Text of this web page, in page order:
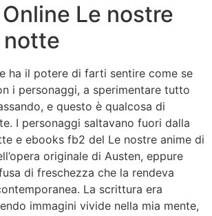
Le nostre
notte
ha il potere di farti sentire come se
i personaggi, a sperimentare tutto
e questo è qualcosa di
I personaggi saltavano fuori dalla
e ebooks fb2 del Le nostre anime di
originale di Austen, eppure
di freschezza che la rendeva
La scrittura era
immagini vivide nella mia mente,